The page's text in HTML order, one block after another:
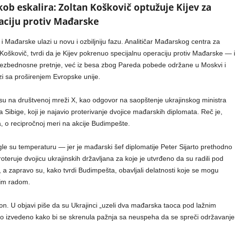
eskalira: Zoltan Koškovič optužuje Kijev za
protiv Mađarske
Mađarske ulazi u novu i ozbiljniju fazu. Analitičar Mađarskog centra za
tvrdi da je Kijev pokrenuo specijalnu operaciju protiv Mađarske — i
pretnje, već iz besa zbog Pareda pobede održane u Moskvi i
sa proširenjem Evropske unije.
na društvenoj mreži X, kao odgovor na saopštenje ukrajinskog ministra
Sibige, koji je najavio proterivanje dvojice mađarskih diplomata. Reč je,
o recipročnoj meri na akcije Budimpešte.
su temperaturu — jer je mađarski šef diplomatije Peter Sijarto prethodno
dvojicu ukrajinskih državljana za koje je utvrđeno da su radili pod
zapravo su, kako tvrdi Budimpešta, obavljali delatnosti koje se mogu
radom.
U objavi piše da su Ukrajinci „uzeli dva mađarska taoca pod lažnim
izvedeno kako bi se skrenula pažnja sa neuspeha da se spreči održavanje